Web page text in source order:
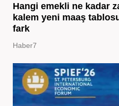
Hangi emekli ne kadar
kalem yeni maaş
fark
Haber7